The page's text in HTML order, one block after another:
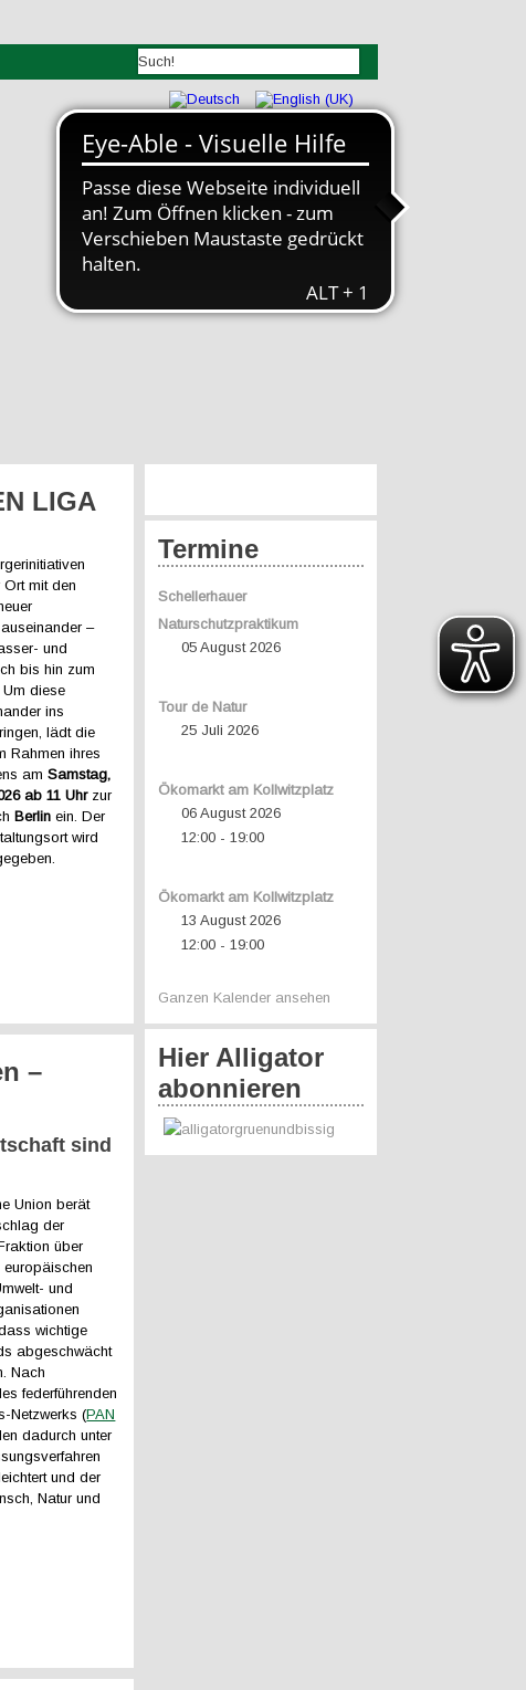
LIGA
mit den
–
und
bis hin zum
diese
ins
lädt die
Rahmen ihres
amSamstag,
ab 11 Uhrzur
Berlin ein. Der
wird
–
sind
Union berät
der
über
europäischen
und
wichtige
abgeschwächt
Nach
federführenden
Netzwerks (PAN
dadurch unter
und der
Natur und
Termine
Schellerhauer
Naturschutzpraktikum
05 August 2026
Tour de Natur
25 Juli 2026
Ökomarkt am Kollwitzplatz
06 August 2026
12:00 -19:00
Ökomarkt am Kollwitzplatz
13 August 2026
12:00 -19:00
Ganzen Kalender ansehen
Hier Alligator
abonnieren